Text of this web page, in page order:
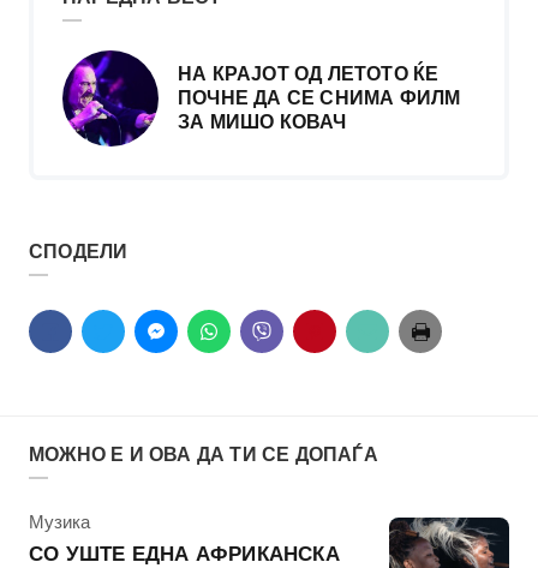
НА КРАЈОТ ОД ЛЕТОТО ЌЕ
ПОЧНЕ ДА СЕ СНИМА ФИЛМ
ЗА МИШО КОВАЧ
СПОДЕЛИ
МОЖНО Е И ОВА ДА ТИ СЕ ДОПАЃА
КАтегорија
Музика
СО УШТЕ ЕДНА АФРИКАНСКА